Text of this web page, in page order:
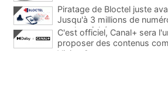
Piratage de Bloctel juste
Jusqu'à 3 millions de
auraient fuité
C'est officiel, Canal+ sera
proposer des contenus
Vision 2